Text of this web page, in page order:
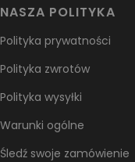
NASZA POLITYKA
Polityka prywatności
Polityka zwrotów
Polityka wysyłki
Warunki ogólne
Śledź swoje zamówienie